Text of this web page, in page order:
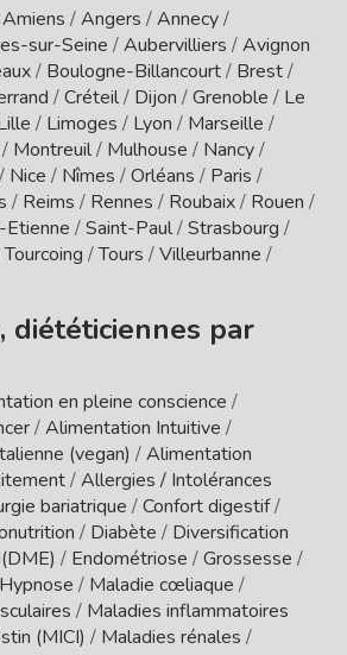
Amiens /Angers /Annecy/
sur-Seine /Aubervilliers /Avignon
/ Boulogne-Billancourt/ Brest/
/Créteil/ Dijon /Grenoble / Le
/ Limoges / Lyon / Marseille /
/ Montreuil/ Mulhouse / Nancy/
/ Nice / Nîmes /Orléans / Paris /
/ Reims / Rennes / Roubaix/ Rouen /
Etienne /Saint-Paul/Strasbourg /
Tourcoing /Tours /Villeurbanne /
diététiciennes par
en pleine conscience /
/Alimentation Intuitive /
(vegan) /Alimentation
/Allergies / Intolérances
bariatrique /Confort digestif/
/ Diabète / Diversification
/ Endométriose /Grossesse /
Hypnose / Maladie cœliaque /
/ Maladies inflammatoires
(MICI) / Maladies rénales /